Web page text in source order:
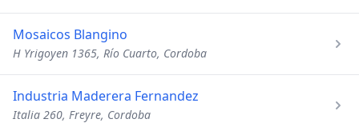
Mosaicos Blangino
H Yrigoyen 1365, Río Cuarto, Cordoba
Industria Maderera Fernandez
Italia 260, Freyre, Cordoba